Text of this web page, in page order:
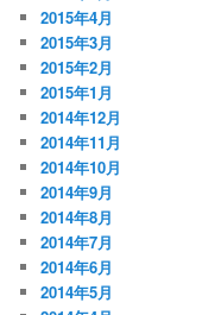
2015年4月
2015年3月
2015年2月
2015年1月
2014年12月
2014年11月
2014年10月
2014年9月
2014年8月
2014年7月
2014年6月
2014年5月